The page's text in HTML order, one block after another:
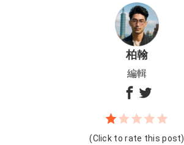
柏翰
編輯
(Click to rate this post)